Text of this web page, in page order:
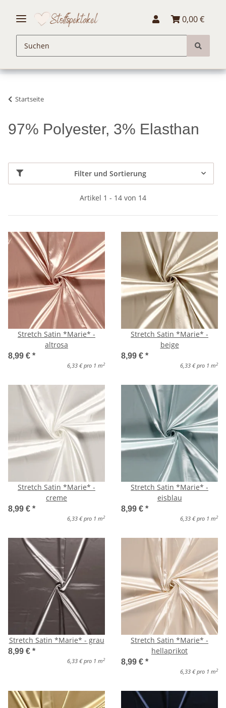
0,00 €
Startseite
97% Polyester, 3% Elasthan
Filter und Sortierung
Artikel 1 - 14 von 14
Stretch Satin *Marie* -
altrosa
8,99 € *
6,33 € pro 1 m 2
Stretch Satin *Marie* -
beige
8,99 € *
6,33 € pro 1 m 2
Stretch Satin *Marie* -
creme
8,99 € *
6,33 € pro 1 m 2
Stretch Satin *Marie* -
eisblau
8,99 € *
6,33 € pro 1 m 2
Stretch Satin *Marie* - grau
8,99 € *
6,33 € pro 1 m 2
Stretch Satin *Marie* -
hellaprikot
8,99 € *
6,33 € pro 1 m 2